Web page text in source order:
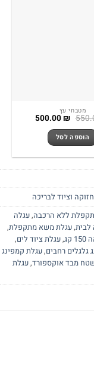
מטבחי עץ
המחיר
היה:
550.00 ₪.
500.00₪ המחיר
הוספה לסל
וציוד לבריכה
ללא הרכבה,עגלה
,עגלת משא מתקפלת,
,עגלת ציוד לים,
רחבים,עגלת קמפינג
מבד אוקספורד,עגלת